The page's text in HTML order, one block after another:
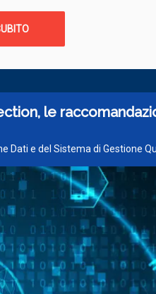
le
Dati e del Sistema di Gestione